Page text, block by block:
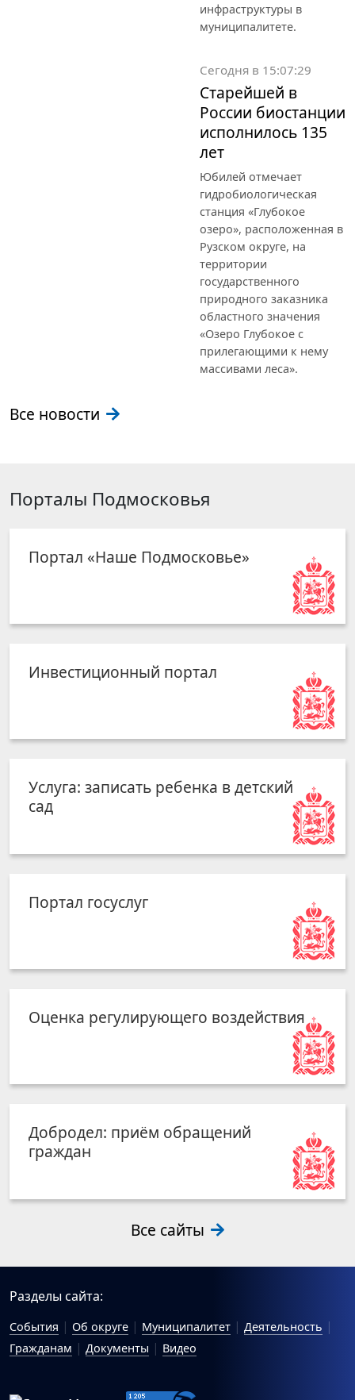
инфраструктуры в
муниципалитете.
Сегодня в 15:07:29
Старейшей в
России биостанции
исполнилось 135
лет
Юбилей отмечает
гидробиологическая
станция «Глубокое
озеро», расположенная в
Рузском округе, на
территории
государственного
природного заказника
областного значения
«Озеро Глубокое с
прилегающими к нему
массивами леса».
Все новости
Порталы Подмосковья
Портал «Наше Подмосковье»
Инвестиционный портал
Услуга: записать ребенка в детский
сад
Портал госуслуг
Оценка регулирующего воздействия
Добродел: приём обращений
граждан
Все сайты
Разделы сайта:
События Об округе Муниципалитет
Деятельность
Гражданам
Документы Видео